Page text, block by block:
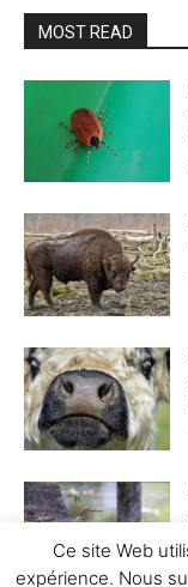
MOST READ
Ce site Web
expérience. Nous